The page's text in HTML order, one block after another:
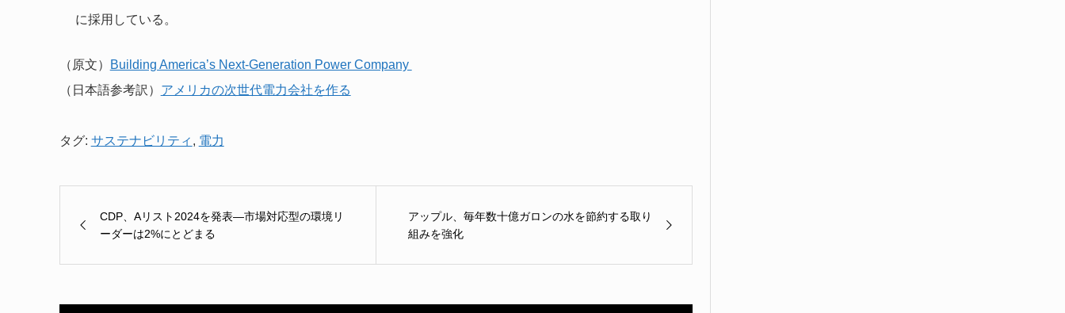
に採用している。
（原文）
Building America’s Next-Generation Power Company
（日本語参考訳） アメリカの次世代電力会社を作る
タグ: サステナビリティ , 電力
CDP、Aリスト2024を発表―市場対応型の環境リ
ーダーは2%にとどまる
アップル、毎年数十億ガロンの水を節約する取り
組みを強化